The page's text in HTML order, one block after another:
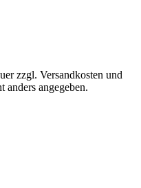
zzgl. Versandkosten und
anders angegeben.